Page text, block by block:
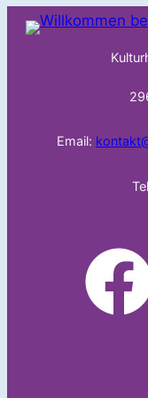
Email:
facebook